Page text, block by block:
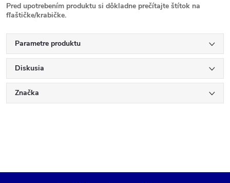
Pred upotrebením produktu si dôkladne prečítajte štítok na
fľaštičke/krabičke.
Parametre produktu
Diskusia
Značka